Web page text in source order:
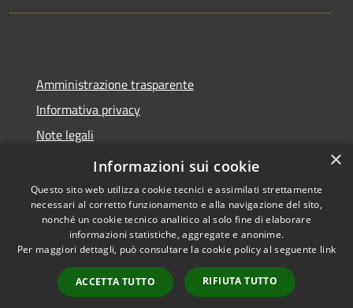
Amministrazione trasparente
Informativa privacy
Note legali
Dichiarazione di accessibilità
Accessibilità
Copyright © 2026 • Comune di
Molinella • Powered by
Municipium•
Accesso
redazione
×
Informazioni sui cookie
Questo sito web utilizza cookie tecnici e assimilati strettamente
necessari al corretto funzionamento e alla navigazione del sito,
nonché un cookie tecnico analitico al solo fine di elaborare
informazioni statistiche, aggregate e anonime.
Per maggiori dettagli, può consultare la cookie policy al seguente link
ACCETTA TUTTO RIFIUTA TUTTO